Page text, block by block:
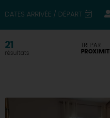
CETTE
DATES ARRIVÉE / DÉPART
21
résultats
TRI PAR